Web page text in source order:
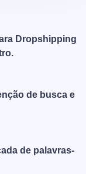
Dropshipping
de busca e
de palavras-